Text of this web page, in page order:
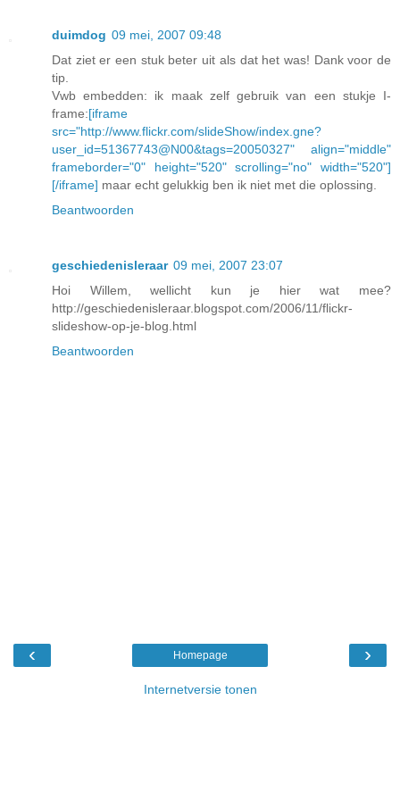
duimdog 09 mei, 2007 09:48
Dat ziet er een stuk beter uit als dat het was! Dank voor de
tip.
Vwb embedden: ik maak zelf gebruik van een stukje I-
frame:[iframe
src="http://www.flickr.com/slideShow/index.gne?
user_id=51367743@N00&tags=20050327" align="middle"
frameborder="0" height="520" scrolling="no" width="520"]
[/iframe] maar echt gelukkig ben ik niet met die oplossing.
Beantwoorden
geschiedenisleraar 09 mei, 2007 23:07
Hoi Willem, wellicht kun je hier wat mee?
http://geschiedenisleraar.blogspot.com/2006/11/flickr-
slideshow-op-je-blog.html
Beantwoorden
‹ ›
Homepage
Internetversie tonen